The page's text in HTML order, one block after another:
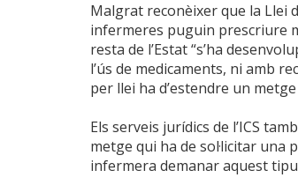
Malgrat reconèixer que la Llei
infermeres puguin prescriure
resta de l’Estat “s’ha
l’ús de medicaments, ni amb
per llei ha d’estendre un
Els serveis jurídics de l’ICS
metge qui ha de sol·licitar
infermera demanar aquest